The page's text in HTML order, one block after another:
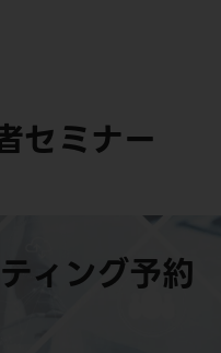
セミナー
ィング予約